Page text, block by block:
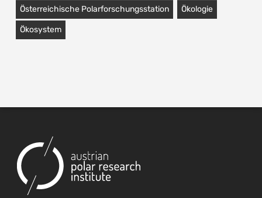
Österreichische Polarforschungsstation Ökologie
Ökosystem